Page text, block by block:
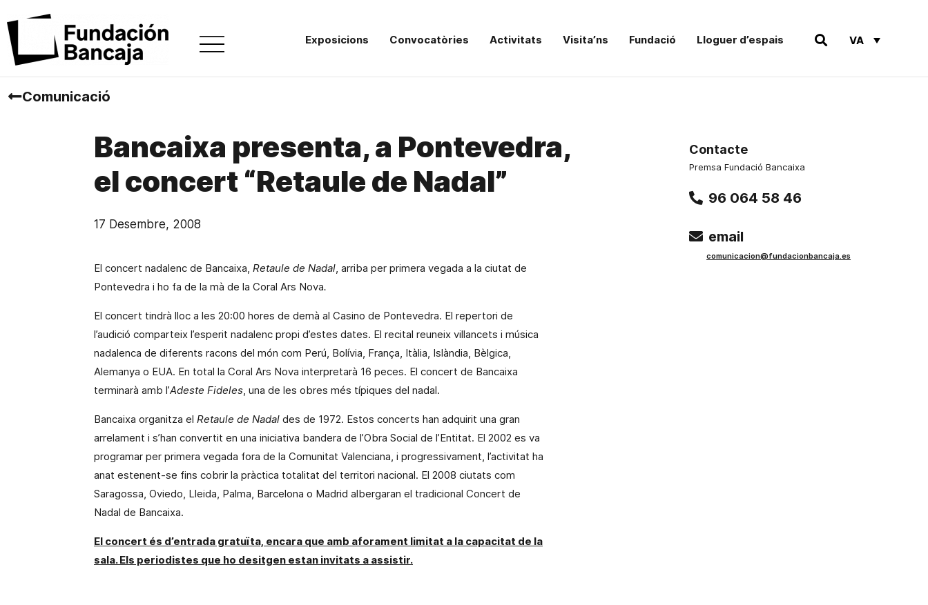
Exposicions Convocatòries Activitats Visita’ns Fundació Lloguer d’espais VA
Comunicació
Bancaixa presenta, a Pontevedra,
el concert “Retaule de Nadal”
17 Desembre, 2008
El concert nadalenc de Bancaixa, Retaule de Nadal, arriba per primera vegada a la ciutat de
Pontevedra i ho fa de la mà de la Coral Ars Nova.
El concert tindrà lloc a les 20:00 hores de demà al Casino de Pontevedra. El repertori de
l’audició comparteix l’esperit nadalenc propi d’estes dates. El recital reuneix villancets i música
nadalenca de diferents racons del món com Perú, Bolívia, França, Itàlia, Islàndia, Bèlgica,
Alemanya o EUA. En total la Coral Ars Nova interpretarà 16 peces. El concert de Bancaixa
terminarà amb l’Adeste Fideles, una de les obres més típiques del nadal.
Bancaixa organitza el Retaule de Nadal des de 1972. Estos concerts han adquirit una gran
arrelament i s’han convertit en una iniciativa bandera de l’Obra Social de l’Entitat. El 2002 es va
programar per primera vegada fora de la Comunitat Valenciana, i progressivament, l’activitat ha
anat estenent-se fins cobrir la pràctica totalitat del territori nacional. El 2008 ciutats com
Saragossa, Oviedo, Lleida, Palma, Barcelona o Madrid albergaran el tradicional Concert de
Nadal de Bancaixa.
El concert és d’entrada gratuïta, encara que amb aforament limitat a la capacitat de la
sala. Els periodistes que ho desitgen estan invitats a assistir.
Contacte
Premsa Fundació Bancaixa
96 064 58 46
email
comunicacion@fundacionbancaja.es